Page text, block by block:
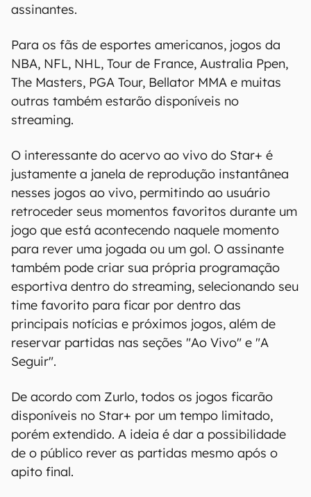
assinantes.
Para os fãs de esportes americanos, jogos da
NBA, NFL, NHL, Tour de France, Australia Ppen,
The Masters, PGA Tour, Bellator MMA e muitas
outras também estarão disponíveis no
streaming.
O interessante do acervo ao vivo do Star+ é
justamente a janela de reprodução instantânea
nesses jogos ao vivo, permitindo ao usuário
retroceder seus momentos favoritos durante um
jogo que está acontecendo naquele momento
para rever uma jogada ou um gol. O assinante
também pode criar sua própria programação
esportiva dentro do streaming, selecionando seu
time favorito para ficar por dentro das
principais notícias e próximos jogos, além de
reservar partidas nas seções "Ao Vivo" e "A
Seguir".
De acordo com Zurlo, todos os jogos ficarão
disponíveis no Star+ por um tempo limitado,
porém extendido. A ideia é dar a possibilidade
de o público rever as partidas mesmo após o
apito final.